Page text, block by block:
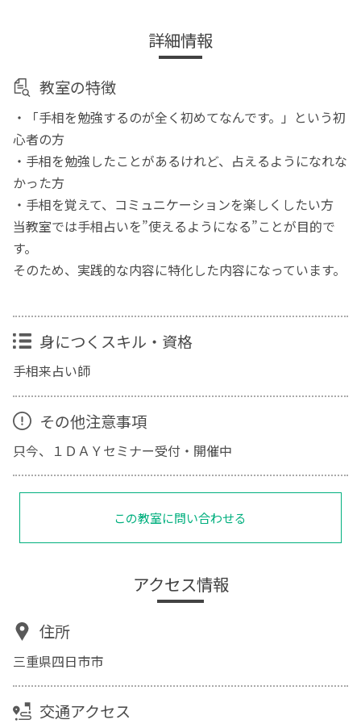
詳細情報
教室の特徴
・「手相を勉強するのが全く初めてなんです。」という初
心者の方
・手相を勉強したことがあるけれど、占えるようになれな
かった方
・手相を覚えて、コミュニケーションを楽しくしたい方
当教室では手相占いを”使えるようになる”ことが目的で
す。
そのため、実践的な内容に特化した内容になっています。
身につくスキル・資格
手相来占い師
その他注意事項
只今、１ＤＡＹセミナー受付・開催中
この教室に問い合わせる
アクセス情報
住所
三重県四日市市
交通アクセス